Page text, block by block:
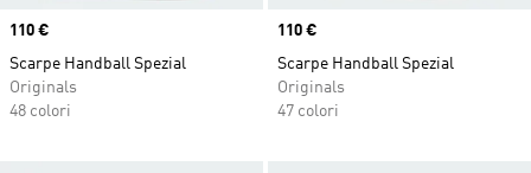
Price
110 €
Scarpe Handball Spezial
Originals
48 colori
Price
110 €
Scarpe Handball Spezial
Originals
47 colori